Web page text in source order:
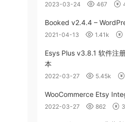
2023-03-24 467
Booked v2.4.4 –
2021-04-13 1.41k
Esys Plus v3.8.1 软件注
本
2022-03-27 5.45k
WooCommerce Etsy
2022-03-27 862